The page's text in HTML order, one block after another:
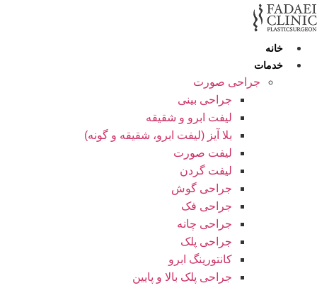
خانه
خدمات
جراحی صورت
جراحی بینی
لیفت ابرو و شقیقه
بلا آیز (لیفت ابرو، شقیقه و گونه)
لیفت صورت
لیفت گردن
جراحی گوش
جراحی فک
جراحی چانه
جراحی پلک
کانتورینگ ابرو
جراحی پلک بالا و پایین